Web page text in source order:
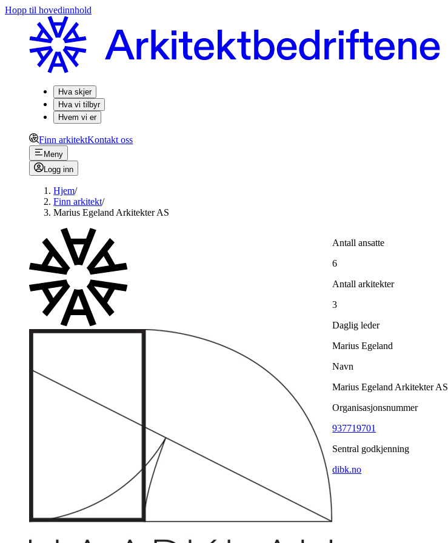
Hopp til hovedinnhold
Hva skjer
Hva vi tilbyr
Hvem vi er
Finn arkitektKontakt oss
Meny
Logg inn
Hjem/
Finn arkitekt/
Marius Egeland Arkitekter AS
Antall ansatte
6
Antall arkitekter
3
Daglig leder
Marius Egeland
Navn
Marius Egeland Arkitekter AS
Organisasjonsnummer
937719701
Sentral godkjenning
dibk.no